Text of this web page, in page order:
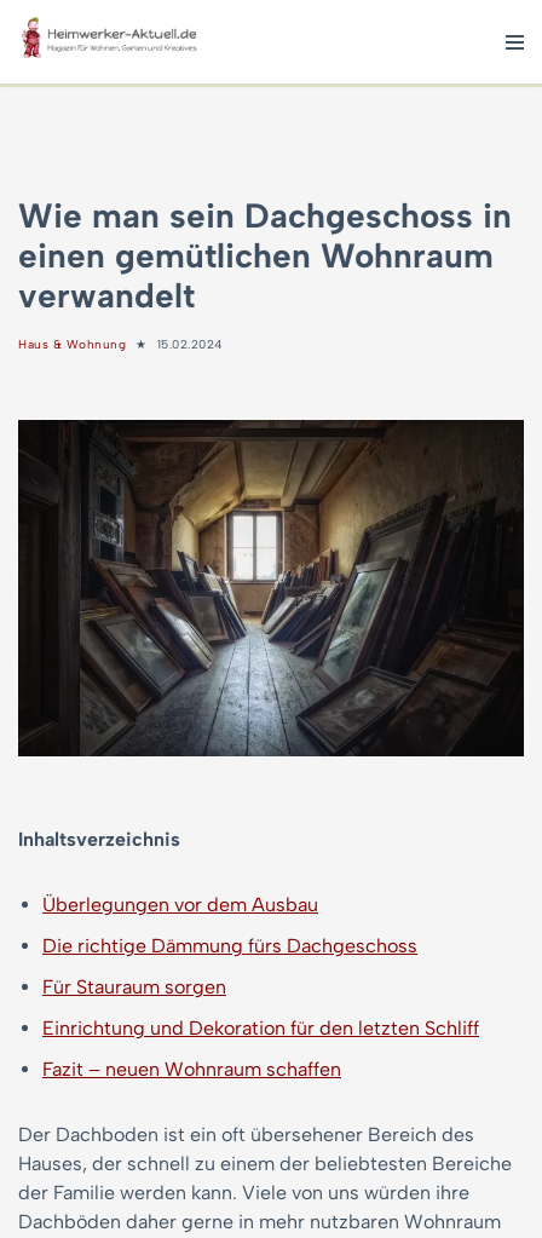
Zum
Inhalt
Wie man sein Dachgeschoss in
einen gemütlichen Wohnraum
verwandelt
Haus & Wohnung 15.02.2024
Inhaltsverzeichnis
Überlegungen vor dem Ausbau
Die richtige Dämmung fürs Dachgeschoss
Für Stauraum sorgen
Einrichtung und Dekoration für den letzten Schliff
Fazit – neuen Wohnraum schaffen
Der Dachboden ist ein oft übersehener Bereich des
Hauses, der schnell zu einem der beliebtesten Bereiche
der Familie werden kann. Viele von uns würden ihre
Dachböden daher gerne in mehr nutzbaren Wohnraum